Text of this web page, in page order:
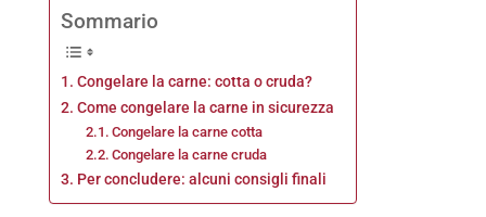
Sommario
Congelare la carne: cotta o cruda?
Come congelare la carne in sicurezza
Congelare la carne cotta
Congelare la carne cruda
Per concludere: alcuni consigli finali